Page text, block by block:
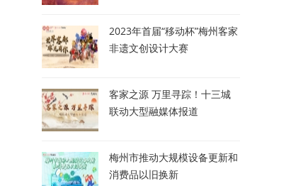
2023年首届“移动杯”梅州客家
非遗文创设计大赛
客家之源 万里寻踪！十三城
联动大型融媒体报道
梅州市推动大规模设备更新和
消费品以旧换新